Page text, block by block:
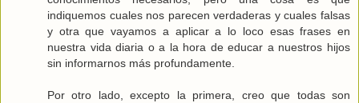
indiquemos cuales nos parecen verdaderas y cuales falsas
y otra que vayamos a aplicar a lo loco esas frases en
nuestra vida diaria o a la hora de educar a nuestros hijos
sin informarnos más profundamente.
Por otro lado, excepto la primera, creo que todas son